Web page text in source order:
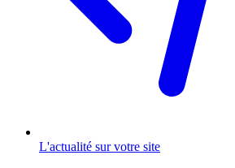
L'actualité sur votre site